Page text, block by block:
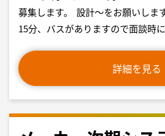
募集します。 設計～をお願いし
15分、バスがありますので面談時に
詳細を見る